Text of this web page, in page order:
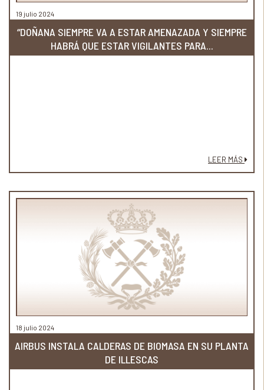
19 julio 2024
“DOÑANA SIEMPRE VA A ESTAR AMENAZADA Y SIEMPRE
HABRÁ QUE ESTAR VIGILANTES PARA...
LEER MÁS
18 julio 2024
AIRBUS INSTALA CALDERAS DE BIOMASA EN SU PLANTA
DE ILLESCAS